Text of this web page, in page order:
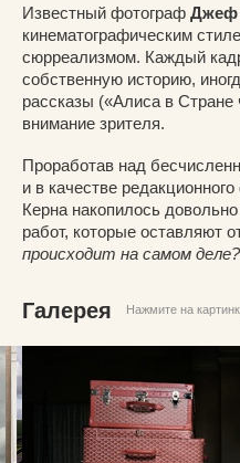
Известный фотограф Джеф
кинематографическим
сюрреализмом. Каждый
собственную историю,
рассказы («Алиса в Стране
внимание зрителя.
Проработав над
и в качестве
Керна накопилось
работ, которые оставляют
происходит на самом деле?
Галерея Нажмите на
© Джеф Керн